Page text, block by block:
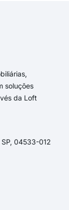
soluções
da Loft
04533-012